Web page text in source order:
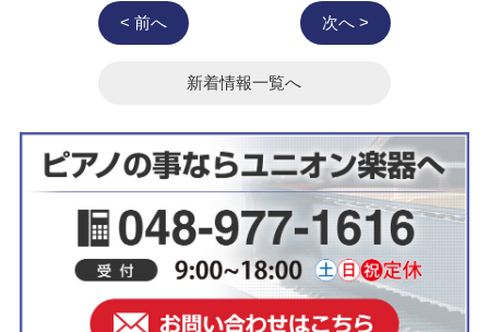
< 前へ 次へ >
新着情報一覧へ